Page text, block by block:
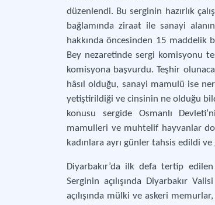
düzenlendi. Bu serginin hazırlık
bağlamında ziraat ile sanayi
hakkında öncesinden 15 maddelik
Bey nezaretinde sergi komisyonu
komisyona başvurdu. Teşhir
hâsıl olduğu, sanayi mamulü ise
yetiştirildiği ve cinsinin ne olduğu
konusu sergide Osmanlı
mamulleri ve muhtelif hayvanlar
kadınlara ayrı günler tahsis edildi
Diyarbakır’da ilk defa tertip
Serginin açılışında Diyarbakır
açılışında mülki ve askeri